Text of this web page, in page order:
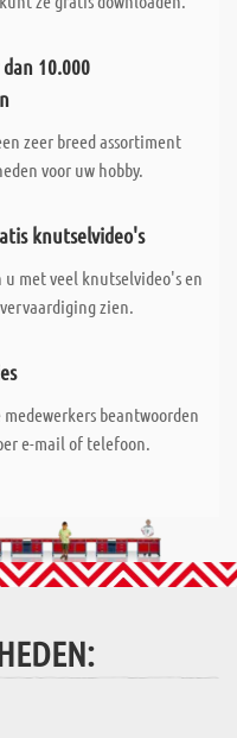
10.000
zeer breed assortiment
voor uw hobby.
knutselvideo's
met veel knutselvideo's en
zien.
beantwoorden
e-mail of telefoon.